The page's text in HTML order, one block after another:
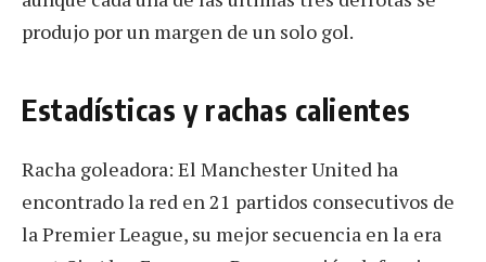
produjo por un margen de un solo gol.
Estadísticas y rachas calientes
Racha goleadora: El Manchester United ha
encontrado la red en 21 partidos consecutivos de
la Premier League, su mejor secuencia en la era